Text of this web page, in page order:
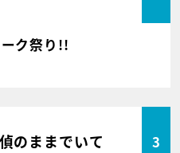
ク祭り!!
のままでいて 3